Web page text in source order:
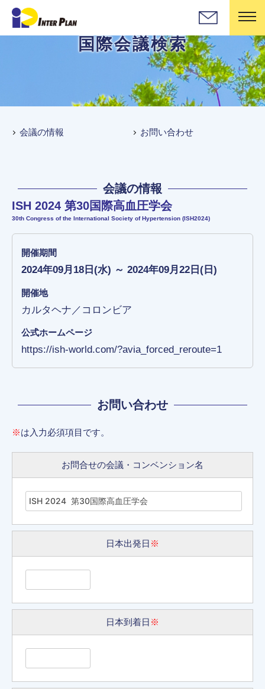
国際会議検索
会議の情報 お問い合わせ
会議の情報
ISH 2024 第30国際高血圧学会
30th Congress of the International Society of Hypertension (ISH2024)
開催期間
2024年09月18日(水) ～ 2024年09月22日(日)
開催地
カルタヘナ／コロンビア
公式ホームページ
https://ish-world.com/?avia_forced_reroute=1
お問い合わせ
※は入力必須項目です。
お問合せの会議・コンベンション名
日本出発日 ※
日本到着日 ※